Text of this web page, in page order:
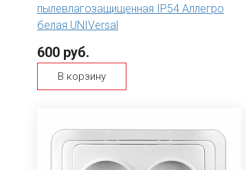
пылевлагозащищенная IP54 Аллегро
белая UNIVersal
600 руб.
В корзину